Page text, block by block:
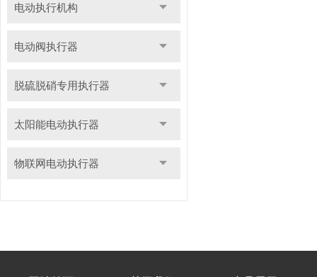
电动执行机构
电动阀执行器
脱硫脱硝专用执行器
太阳能电动执行器
物联网电动执行器